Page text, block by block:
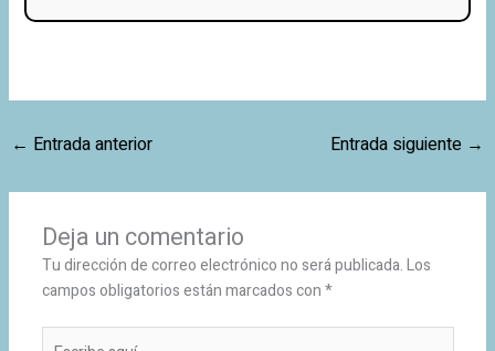
← Entrada anterior Entrada siguiente →
Deja un comentario
Tu dirección de correo electrónico no será publicada.Los
campos obligatorios están marcados con*